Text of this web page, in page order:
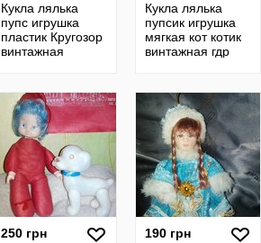
Кукла лялька
пупс игрушка
пластик Кругозор
винтажная
Кукла лялька
пупсик игрушка
мягкая кот котик
винтажная гдр
250 грн
190 грн